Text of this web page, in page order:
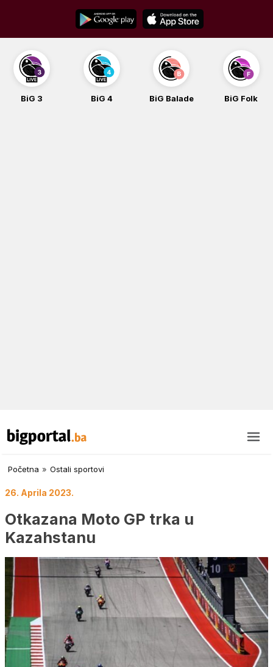
content
BiG 4 BiG Balade BiG Folk BiG iG
Početna » Ostali sportovi
26. Aprila 2023.
Otkazana Moto GP trka u
Kazahstanu